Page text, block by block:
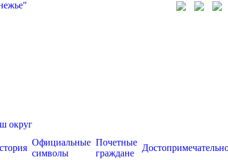
округ
Официальные
символы
Почетные
граждане